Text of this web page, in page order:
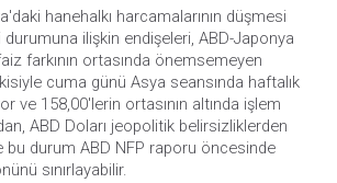
hanehalkı harcamalarının düşmesi
ilişkin endişeleri, ABD-Japonya
farkının ortasında önemsemeyen
cuma günü Asya seansında haftalık
ve 158,00'lerin ortasının altında işlem
ABD Doları jeopolitik belirsizliklerden
bu durum ABD NFP raporu öncesinde
sınırlayabilir.